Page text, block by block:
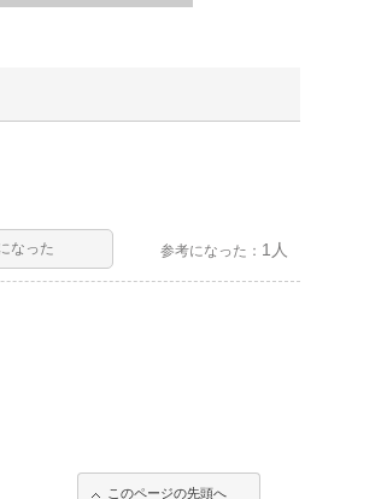
なった 参考になった： 1人
このページの先頭へ